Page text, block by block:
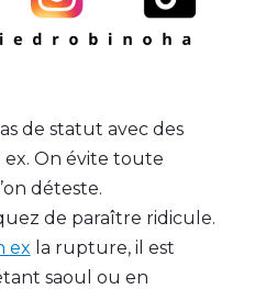
de statut avec des
ex. On évite toute
déteste.
de paraître ridicule.
ex la rupture, il est
saoul ou en